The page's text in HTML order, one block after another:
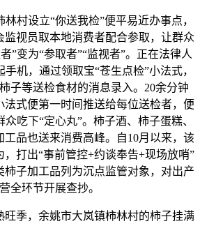
设立“你送我检”便平易近办事点，
监视员取本地消费者配合参取，让群众
”变为“参取者”“监视者”。正在法律人
机，通过领取宝“苍生点检”小法式，
子等送检食材的消息录入。20余分钟
法式便第一时间推送给每位送检者，便
吃下“定心丸”。柿子酒、柿子蛋糕、
品也送来消费高峰。自10月以来，该
打出“事前管控+约谈奉告+现场放哨”
柿子加工品列为沉点监管对象，对出产
全环节开展查抄。
季，余姚市大岚镇柿林村的柿子挂满